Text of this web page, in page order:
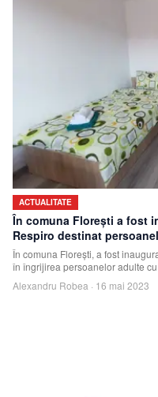
ACTUALITATE
În comuna Florești a fost
Respiro destinat
În comuna Florești, a fost
în îngrijirea persoanelor adulte
Alexandru Robea · 16 mai 2023